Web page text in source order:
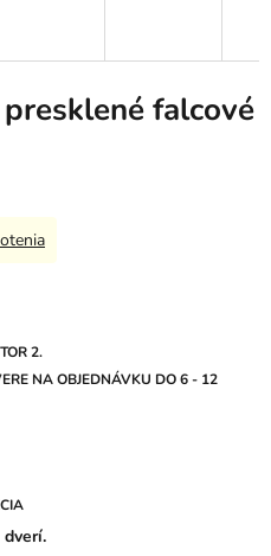
falcové
2.
NA OBJEDNÁVKU DO 6 - 12
dverí.